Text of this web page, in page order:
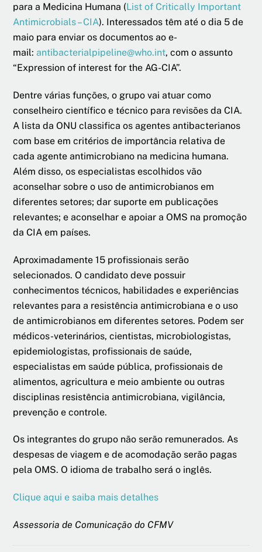
para a Medicina Humana (List of Critically Important
Antimicrobials – CIA). Interessados têm até o dia 5 de
maio para enviar os documentos ao e-
mail: antibacterialpipeline@who.int, com o assunto
“Expression of interest for the AG-CIA”.
Dentre várias funções, o grupo vai atuar como
conselheiro científico e técnico para revisões da CIA.
A lista da ONU classifica os agentes antibacterianos
com base em critérios de importância relativa de
cada agente antimicrobiano na medicina humana.
Além disso, os especialistas escolhidos vão
aconselhar sobre o uso de antimicrobianos em
diferentes setores; dar suporte em publicações
relevantes; e aconselhar e apoiar a OMS na promoção
da CIA em países.
Aproximadamente 15 profissionais serão
selecionados. O candidato deve possuir
conhecimentos técnicos, habilidades e experiências
relevantes para a resistência antimicrobiana e o uso
de antimicrobianos em diferentes setores. Podem ser
médicos-veterinários, cientistas, microbiologistas,
epidemiologistas, profissionais de saúde,
especialistas em saúde pública, profissionais de
alimentos, agricultura e meio ambiente ou outras
disciplinas resistência antimicrobiana, vigilância,
prevenção e controle.
Os integrantes do grupo não serão remunerados. As
despesas de viagem e de acomodação serão pagas
pela OMS. O idioma de trabalho será o inglês.
Clique aqui e saiba mais detalhes
Assessoria de Comunicação do CFMV